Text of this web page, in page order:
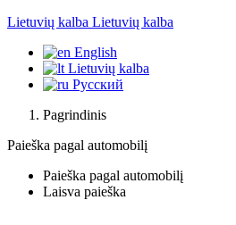
Lietuvių kalba Lietuvių kalba
English
Lietuvių kalba
Русский
Pagrindinis
Paieška pagal automobilį
Paieška pagal automobilį
Laisva paieška